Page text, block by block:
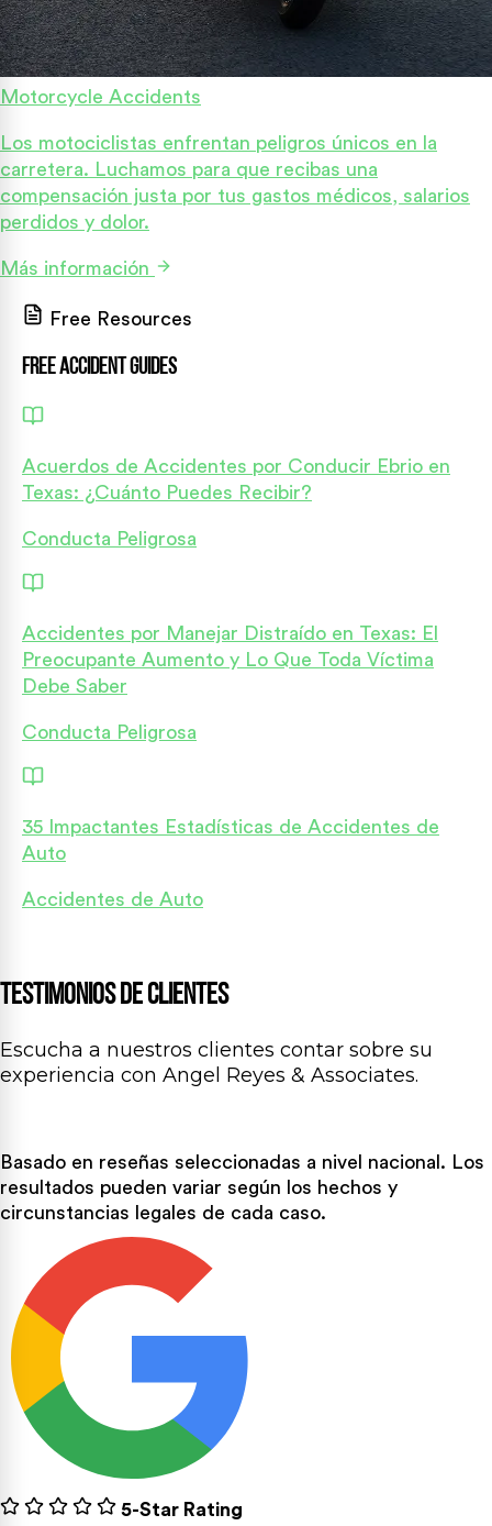
Motorcycle Accidents
Los motociclistas enfrentan peligros únicos en la
carretera. Luchamos para que recibas una
compensación justa por tus gastos médicos, salarios
perdidos y dolor.
Más información
Free Resources
Free Accident Guides
Acuerdos de Accidentes por Conducir Ebrio en
Texas: ¿Cuánto Puedes Recibir?
Conducta Peligrosa
Accidentes por Manejar Distraído en Texas: El
Preocupante Aumento y Lo Que Toda Víctima
Debe Saber
Conducta Peligrosa
35 Impactantes Estadísticas de Accidentes de
Auto
Accidentes de Auto
Testimonios de Clientes
Escucha a nuestros clientes contar sobre su
experiencia con Angel Reyes & Associates.
Basado en reseñas seleccionadas a nivel nacional. Los
resultados pueden variar según los hechos y
circunstancias legales de cada caso.
5-Star Rating